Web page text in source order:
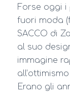
Forse oggi
fuori moda
SACCO di
al suo
immagine
Erano gli